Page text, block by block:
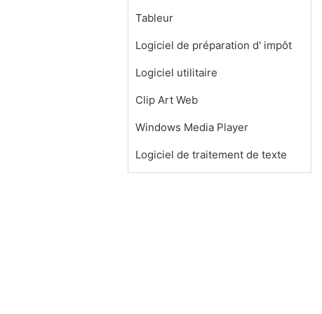
Tableur
Logiciel de préparation d' impôt
Logiciel utilitaire
Clip Art Web
Windows Media Player
Logiciel de traitement de texte